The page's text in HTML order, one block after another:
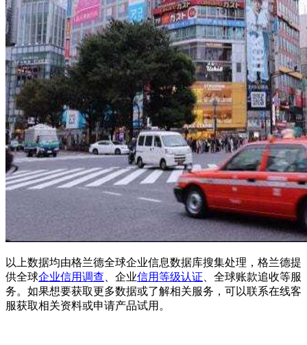
以上数据均由格兰德全球企业信息数据库搜集处理，格兰德提
供全球企业信用调查 、企业信用等级认证 、全球账款追收等服
务。如果想要获取更多数据或了解相关服务，可以联系在线客
服获取相关资料或申请产品试用。